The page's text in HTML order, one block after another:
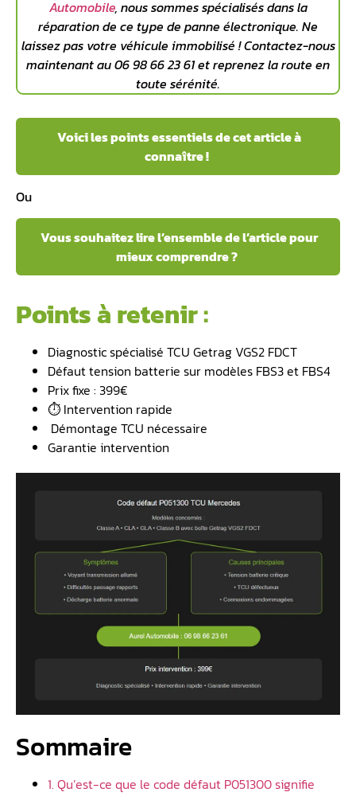
Automobile, nous sommes spécialisés dans la
réparation de ce type de panne électronique. Ne
laissez pas votre véhicule immobilisé ! Contactez-nous
maintenant au 06 98 66 23 61 et reprenez la route en
toute sérénité.
Voici les points essentiels de cet article à
connaître !
Ou
Vous souhaitez lire l’ensemble de l’article pour
mieux comprendre ?
Points à retenir :
Diagnostic spécialisé TCU Getrag VGS2 FDCT
Défaut tension batterie sur modèles FBS3 et FBS4
Prix fixe : 399€
⏱️ Intervention rapide
️ Démontage TCU nécessaire
Garantie intervention
Sommaire
1. Qu’est-ce que le code défaut P051300 signifie